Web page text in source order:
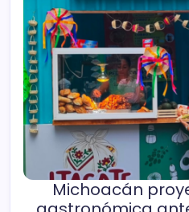
Michoacán